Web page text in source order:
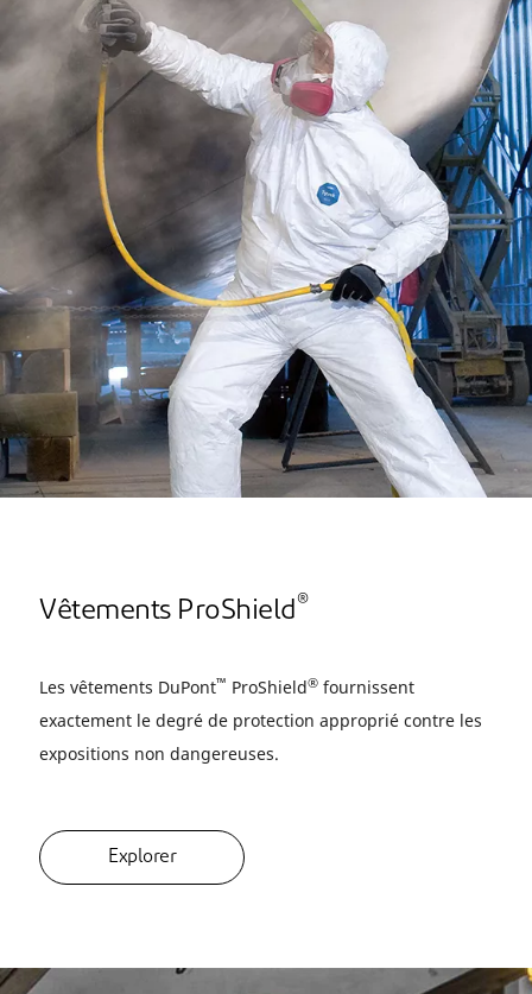
Vêtements ProShield®
Les vêtements DuPont™ ProShield® fournissent
exactement le degré de protection approprié contre les
expositions non dangereuses.
Explorer